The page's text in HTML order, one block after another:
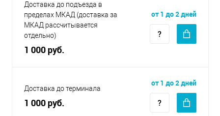
Доставка до подъезда в
пределах МКАД (доставка за
МКАД рассчитывается
отдельно)
1 000 руб.
от 1 до 2 дней
Доставка до терминала
1 000 руб.
от 1 до 2 дней